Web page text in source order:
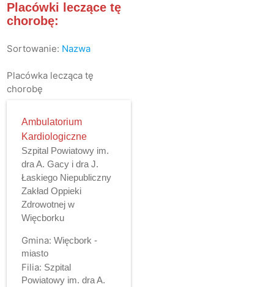
Placówki leczące tę
chorobę:
Sortowanie: Nazwa
Placówka lecząca tę
chorobę
Ambulatorium
Kardiologiczne
Szpital Powiatowy im.
dra A. Gacy i dra J.
Łaskiego Niepubliczny
Zakład Oppieki
Zdrowotnej w
Więcborku
Gmina: Więcbork -
miasto
Filia: Szpital
Powiatowy im. dra A.